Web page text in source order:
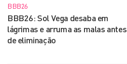
BBB26
BBB26: Sol Vega desaba em
lágrimas e arruma as malas antes
de eliminação